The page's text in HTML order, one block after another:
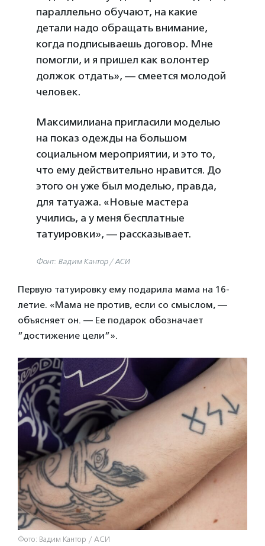
параллельно обучают, на какие
детали надо обращать внимание,
когда подписываешь договор. Мне
помогли, и я пришел как волонтер
должок отдать», — смеется молодой
человек.
Максимилиана пригласили моделью
на показ одежды на большом
социальном мероприятии, и это то,
что ему действительно нравится. До
этого он уже был моделью, правда,
для татуажа. «Новые мастера
учились, а у меня бесплатные
татуировки», — рассказывает.
Фонт: Вадим Кантор / АСИ
Первую татуировку ему подарила мама на 16-
летие. «Мама не против, если со смыслом, —
объясняет он. — Ее подарок обозначает
”достижение цели”».
Фото: Вадим Кантор / АСИ